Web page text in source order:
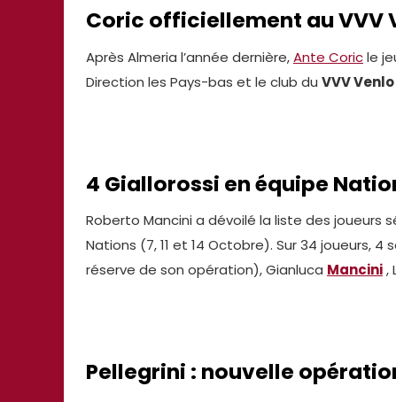
Coric officiellement auVVV
Après Almeria l’année dernière,Ante Coricle
Direction les Pays-bas et le club du VVV Venlo
4 Giallorossi en équipe
Roberto Mancini a dévoilé la liste des joueurs
Nations (7, 11 et 14 Octobre). Sur 34 joueurs,
réserve de son opération), Gianluca Mancini,
Pellegrini : nouvelle